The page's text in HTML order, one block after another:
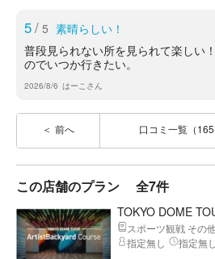
5/ 5 素晴らしい！
普段見られない所を見られて楽しい
のでいつか行きたい。
2026/8/6 はーこさん
前へ 口コミ一覧（165
この店舗のプラン 全7件
TOKYO DOME
スポーツ観戦 その
指定無し
指定無し